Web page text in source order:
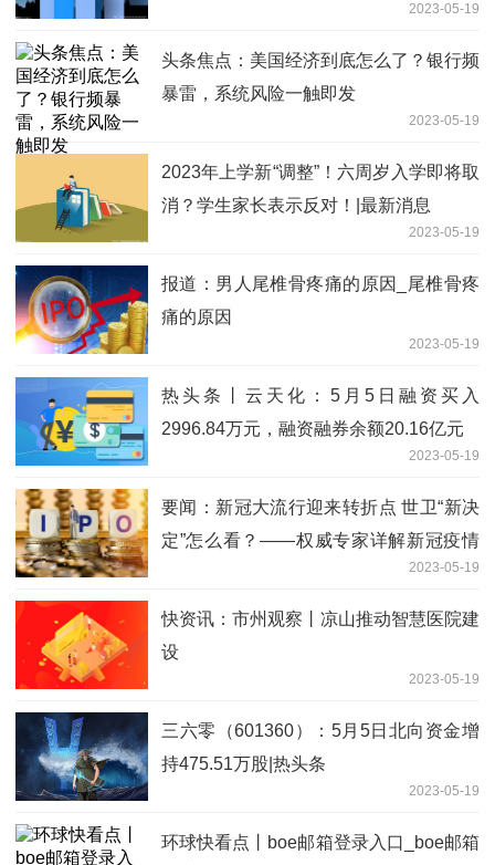
2023-05-19
头条焦点：美国经济到底怎么了？银行频
暴雷，系统风险一触即发
2023-05-19
2023年上学新“调整”！六周岁入学即将取
消？学生家长表示反对！|最新消息
2023-05-19
报道：男人尾椎骨疼痛的原因_尾椎骨疼
痛的原因
2023-05-19
热头条丨云天化：5月5日融资买入
2996.84万元，融资融券余额20.16亿元
2023-05-19
要闻：新冠大流行迎来转折点 世卫“新决
定”怎么看？——权威专家详解新冠疫情
2023-05-19
快资讯：市州观察丨凉山推动智慧医院建
设
2023-05-19
三六零（601360）：5月5日北向资金增
持475.51万股|热头条
2023-05-19
环球快看点丨boe邮箱登录入口_boe邮箱